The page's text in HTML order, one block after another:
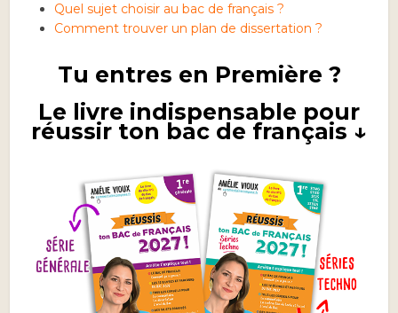
Quel sujet choisir au bac de français ?
Comment trouver un plan de dissertation ?
Tu entres en Première ?
Le livre indispensable pour
réussir ton bac de français ↓